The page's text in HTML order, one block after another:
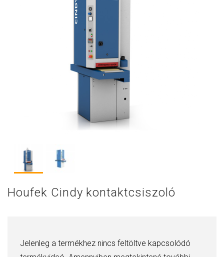
Houfek Cindy kontaktcsiszoló
Jelenleg a termékhez nincs feltöltve kapcsolódó